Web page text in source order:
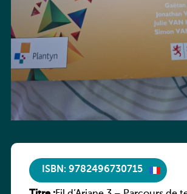
ISBN: 9782496730715